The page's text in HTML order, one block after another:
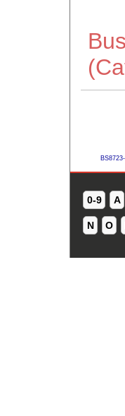
0-9 A
N O